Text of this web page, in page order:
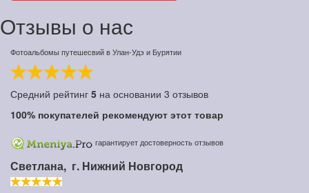
Отзывы о нас
Фотоальбомы путешесвий в Улан-Удэ и Бурятии
Средний рейтинг 5 на основании 3 отзывов
100% покупателей рекомендуют этот товар
гарантирует достоверность отзывов
Светлана, г. Нижний Новгород